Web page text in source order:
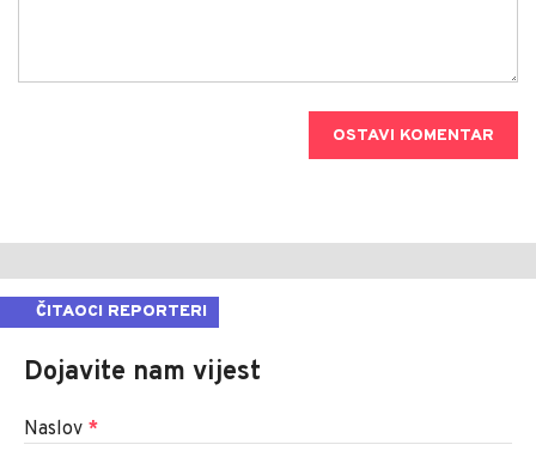
OSTAVI KOMENTAR
ČITAOCI REPORTERI
Dojavite nam vijest
Naslov *